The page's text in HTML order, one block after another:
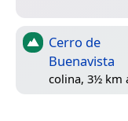
Cerro de
Buenavista
colina, 3½ km